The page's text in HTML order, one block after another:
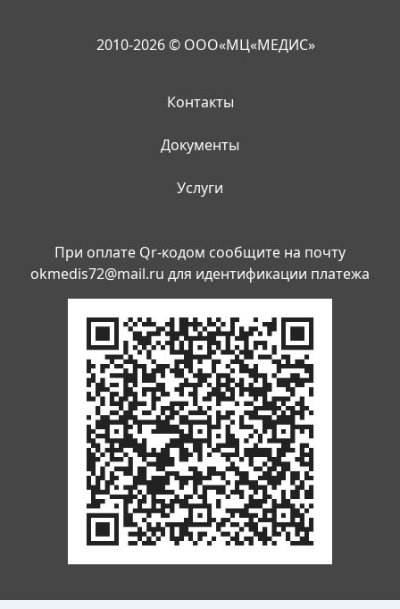
2010-2026 © ООО«МЦ«МЕДИС»
Контакты
Документы
Услуги
При оплате Qr-кодом сообщите на почту
okmedis72@mail.ru для идентификации платежа